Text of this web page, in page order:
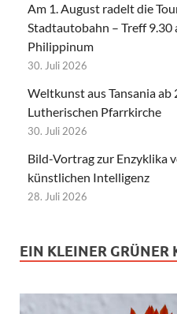
Am 1. August radelt die
Stadtautobahn – Treff 9.30
Philippinum
30. Juli 2026
Weltkunst aus Tansania ab
Lutherischen Pfarrkirche
30. Juli 2026
Bild-Vortrag zur Enzyklika
künstlichen Intelligenz
28. Juli 2026
EIN KLEINER GRÜNER